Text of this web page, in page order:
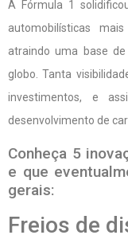
A Fórmula 1
automobilísticas
atraindo uma base
globo. Tanta
investimentos, e
desenvolvimento de
Conheça 5
e que
gerais:
Freios de